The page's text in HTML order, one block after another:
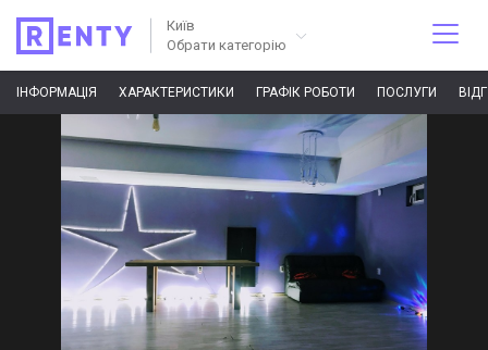
Київ
Обрати категорію
ІНФОРМАЦІЯ ХАРАКТЕРИСТИКИ ГРАФІК РОБОТИ ПОСЛУГИ